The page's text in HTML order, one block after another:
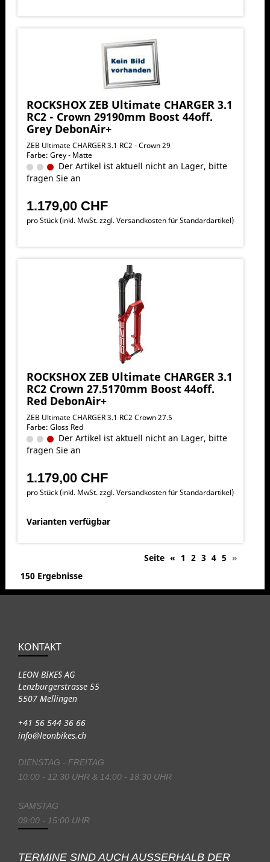
ROCKSHOX ZEB Ultimate CHARGER 3.1
RC2 - Crown 29190mm Boost 44off.
Grey DebonAir+
ZEB Ultimate CHARGER 3.1 RC2 - Crown 29
Farbe: Grey - Matte
Der Artikel ist aktuell nicht an Lager, bitte
fragen Sie an
1.179,00 CHF
pro Stück (inkl. MwSt. zzgl.Versandkosten für Standardartikel)
ROCKSHOX ZEB Ultimate CHARGER 3.1
RC2 Crown 27.5170mm Boost 44off.
Red DebonAir+
ZEB Ultimate CHARGER 3.1 RC2 Crown 27.5
Farbe: Gloss Red
Der Artikel ist aktuell nicht an Lager, bitte
fragen Sie an
1.179,00 CHF
pro Stück (inkl. MwSt. zzgl.Versandkosten für Standardartikel)
Varianten verfügbar
Seite « 1 2 3 4 5 »
150 Ergebnisse
KONTAKT
LEON BIKES AG
Lenzburgerstrasse 55
5507 Mellingen
+41 56 544 36 66
info@leonbikes.ch
DIENSTAG - FREITAG
10:00 - 12:30 UHR & 14:00 - 18:30 UHR
SAMSTAG
09:00 - 15:00 UHR
TERMINE SIND AUCH AUSSERHALB DER